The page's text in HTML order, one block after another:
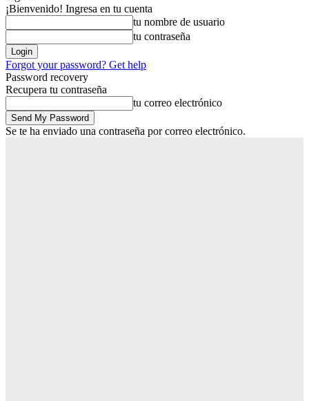
¡Bienvenido! Ingresa en tu cuenta
tu nombre de usuario
tu contraseña
Forgot your password? Get help
Password recovery
Recupera tu contraseña
tu correo electrónico
Se te ha enviado una contraseña por correo electrónico.